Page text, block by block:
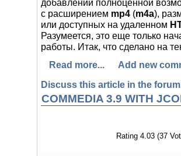
добавлении полноценной
с расширением mp4 (m4a),
или доступных на удаленном
Разумеется, это еще только
работы. Итак, что сделано на
Read more...
Add new
Discuss this article in the
COMMEDIA 3.9 WITH
Rating 4.03 (37